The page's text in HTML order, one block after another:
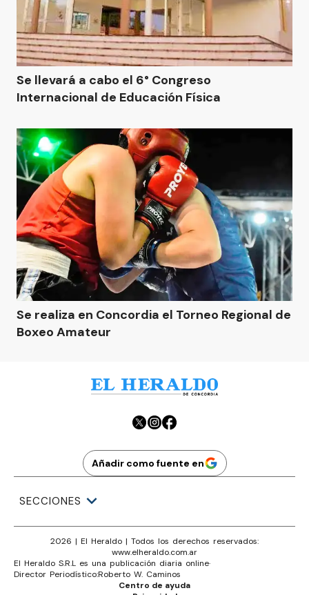
Se llevará a cabo el 6° Congreso
Internacional de Educación Física
Se realiza en Concordia el Torneo Regional de
Boxeo Amateur
Añadir como fuente en
SECCIONES
2026 | El Heraldo | Todos los derechos reservados:
www.elheraldo.com.ar
El Heraldo S.R.L es una publicación diaria online·
Director Periodístico:Roberto W. Caminos
Centro de ayuda